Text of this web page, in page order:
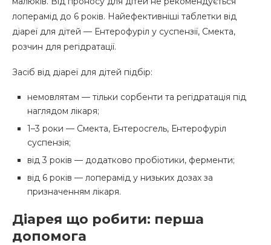
лоперамід до 6 років. Найефективніші таблетки від
діареї для дітей — Ентерофуріл у суспензії, Смекта,
розчин для регідратації.
Засіб від діареї для дітей підбір:
немовлятам — тільки сорбенти та регідратація під
наглядом лікаря;
1–3 роки — Смекта, Ентеросгель, Ентерофуріл
суспензія;
від 3 років — додатково пробіотики, ферменти;
від 6 років — лоперамід у низьких дозах за
призначенням лікаря.
Діарея що робити: перша
допомога